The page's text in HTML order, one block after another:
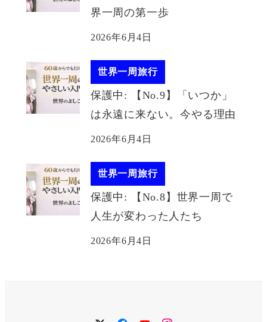
界一周の第一歩
2026年6月4日
世界一周旅行
保護中: 【No.9】「いつか」
は永遠に来ない。今やる理由
2026年6月4日
世界一周旅行
保護中: 【No.8】世界一周で
人生が変わった人たち
2026年6月4日